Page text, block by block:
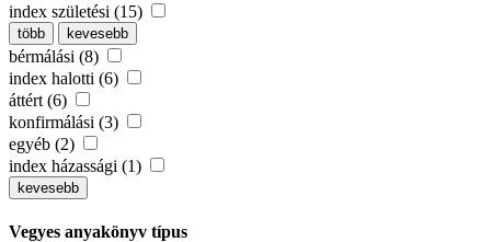
index születési (15)
több kevesebb
bérmálási (8)
index halotti (6)
áttért (6)
konfirmálási (3)
egyéb (2)
index házassági (1)
kevesebb
Vegyes anyakönyv típus